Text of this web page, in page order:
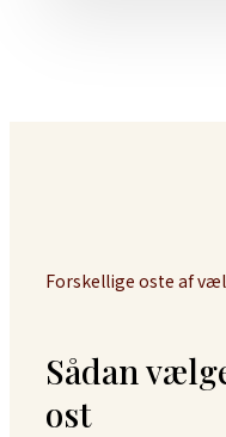
Forskellige oste af
Sådan
ost